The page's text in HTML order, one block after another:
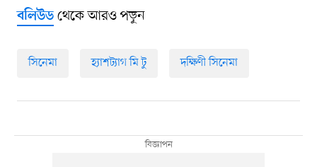
বলিউডথেকে আরও পড়ুন
সিনেমা হ্যাশট্যাগ মি টু দক্ষিণী সিনেমা